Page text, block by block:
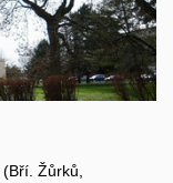
(Bří. Žůrků,